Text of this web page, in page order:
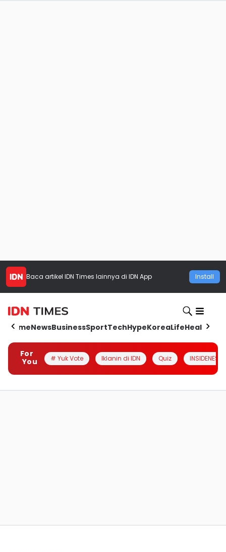
Baca artikel IDN Times lainnya di IDN App Install
HomeNewsBusinessSportTechHypeKoreaLifeHealth
For
You
# Yuk Vote Iklanin di IDN Quiz INSIDENESIA